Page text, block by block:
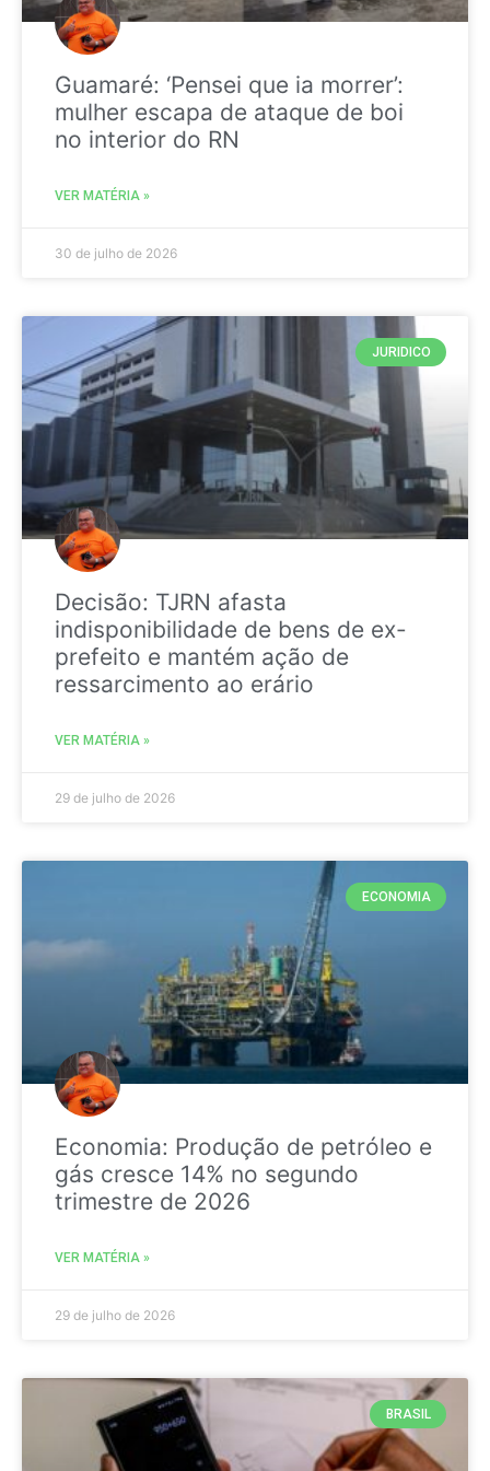
Guamaré: ‘Pensei que ia morrer’:
mulher escapa de ataque de boi
no interior do RN
VER MATÉRIA »
30 de julho de 2026
JURIDICO
Decisão: TJRN afasta
indisponibilidade de bens de ex-
prefeito e mantém ação de
ressarcimento ao erário
VER MATÉRIA »
29 de julho de 2026
ECONOMIA
Economia: Produção de petróleo e
gás cresce 14% no segundo
trimestre de 2026
VER MATÉRIA »
29 de julho de 2026
BRASIL